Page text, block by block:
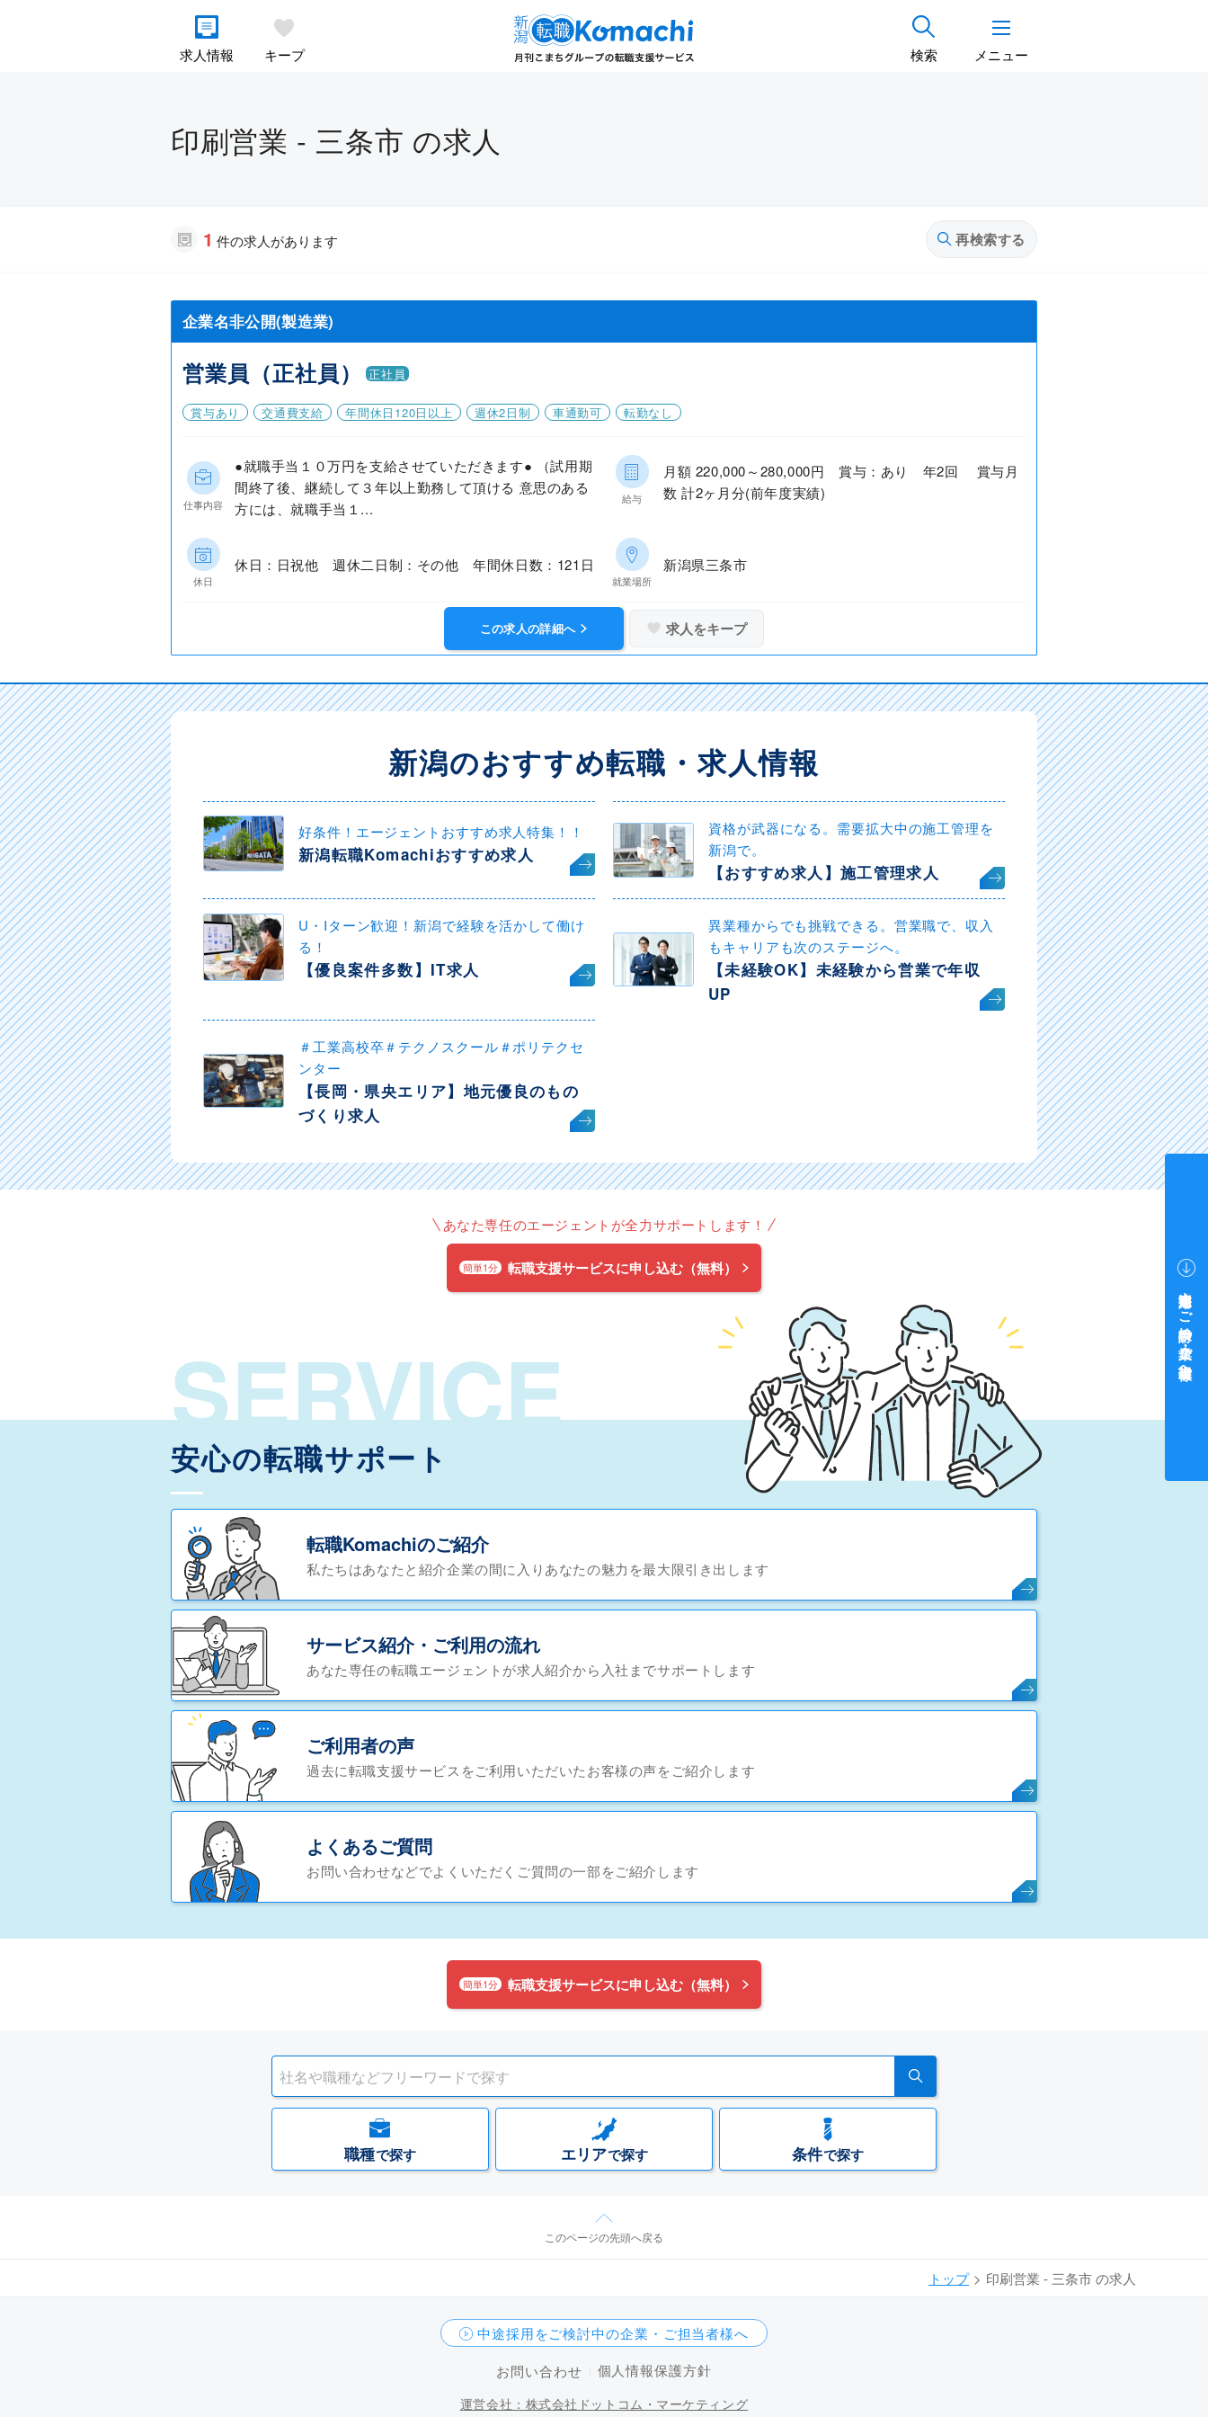
求人情報 キープ 検索 メニュー
印刷営業 - 三条市 の求人
1 件の求人があります 再検索する
企業名非公開(製造業)
営業員（正社員） 正社員
賞与あり 交通費支給 年間休日120日以上 週休2日制 車通勤可 転勤なし
仕事内容
●就職手当１０万円を支給させていただきます● （試用期
間終了後、継続して３年以上勤務して頂ける 意思のある
方には、就職手当１...
給与
月額 220,000～280,000円 賞与：あり 年2回 賞与月
数 計2ヶ月分(前年度実績)
休日
休日：日祝他 週休二日制：その他 年間休日数：121日
就業場所
新潟県三条市
この求人の詳細へ 求人をキープ
新潟のおすすめ転職・求人情報
好条件！エージェントおすすめ求人特集！！
新潟転職Komachiおすすめ求人
資格が武器になる。需要拡大中の施工管理を
新潟で。
【おすすめ求人】施工管理求人
U・Iターン歓迎！新潟で経験を活かして働け
る！
【優良案件多数】IT求人
異業種からでも挑戦できる。営業職で、収入
もキャリアも次のステージへ。
【未経験OK】未経験から営業で年収
UP
＃工業高校卒＃テクノスクール＃ポリテクセ
ンター
【長岡・県央エリア】地元優良のもの
づくり求人
あなた専任のエージェントが全力サポートします！
簡単1分 転職支援サービスに申し込む（無料）
SERVICE
安心の転職サポート
転職Komachiのご紹介
私たちはあなたと紹介企業の間に入りあなたの魅力を最大限引き出します
サービス紹介・ご利用の流れ
あなた専任の転職エージェントが求人紹介から入社までサポートします
ご利用者の声
過去に転職支援サービスをご利用いただいたお客様の声をご紹介します
よくあるご質問
お問い合わせなどでよくいただくご質問の一部をご紹介します
簡単1分 転職支援サービスに申し込む（無料）
職種で探す エリアで探す 条件で探す
このページの先頭へ戻る
トップ 印刷営業 - 三条市 の求人
中途採用をご検討中の企業・ご担当者様へ
お問い合わせ
個人情報保護方針
運営会社：株式会社ドットコム・マーケティング
中途採用をご検討中の企業・ご担当者様へ